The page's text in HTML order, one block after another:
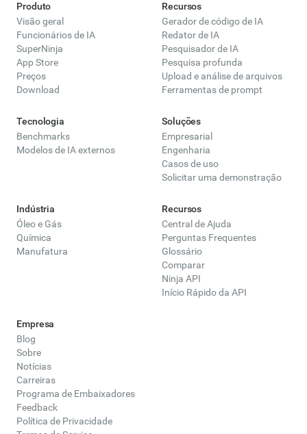
Produto
Visão geral
Funcionários de IA
SuperNinja
App Store
Preços
Download
Recursos
Gerador de código de IA
Redator de IA
Pesquisador de IA
Pesquisa profunda
Upload e análise de arquivos
Ferramentas de prompt
Tecnologia
Benchmarks
Modelos de IA externos
Soluções
Empresarial
Engenharia
Casos de uso
Solicitar uma demonstração
Indústria
Óleo e Gás
Química
Manufatura
Recursos
Central de Ajuda
Perguntas Frequentes
Glossário
Comparar
Ninja API
Início Rápido da API
Empresa
Blog
Sobre
Notícias
Carreiras
Programa de Embaixadores
Feedback
Política de Privacidade